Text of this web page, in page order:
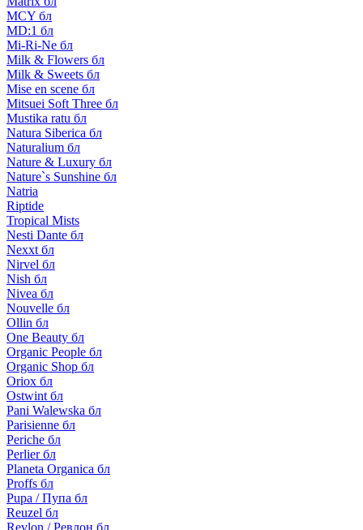
MCY бл
MD:1 бл
Mi-Ri-Ne бл
Milk & Flowers бл
Milk & Sweets бл
Mise en scene бл
Mitsuei Soft Three бл
Mustika ratu бл
Natura Siberica бл
Naturalium бл
Nature & Luxury бл
Nature`s Sunshine бл
Natria
Riptide
Tropical Mists
Nesti Dante бл
Nexxt бл
Nirvel бл
Nish бл
Nivea бл
Nouvelle бл
Ollin бл
One Beauty бл
Organic People бл
Organic Shop бл
Oriox бл
Ostwint бл
Pani Walewska бл
Parisienne бл
Periche бл
Perlier бл
Planeta Organica бл
Proffs бл
Pupa / Пупа бл
Reuzel бл
Revlon / Ревлон бл